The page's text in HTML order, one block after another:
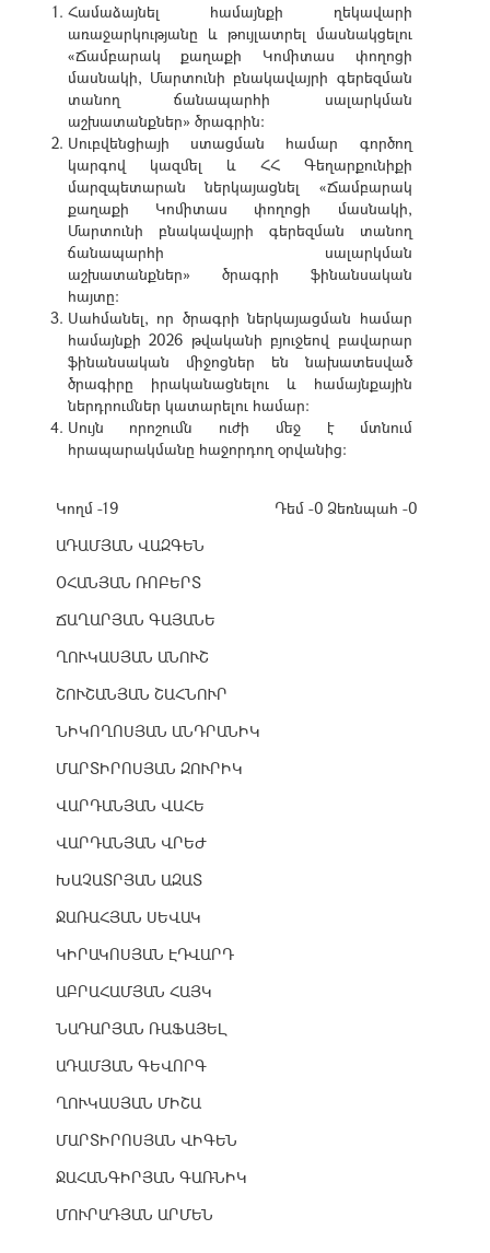
Համաձայնել համայնքի ղեկավարի
առաջարկությանը և թույլատրել մասնակցելու
«Ճամբարակ քաղաքի Կոմիտաս փողոցի
մասնակի, Մարտունի բնակավայրի գերեզման
տանող ճանապարհի սալարկման
աշխատանքներ» ծրագրին:
Սուբվենցիայի ստացման համար գործող
կարգով կազմել և ՀՀ Գեղարքունիքի
մարզպետարան ներկայացնել «Ճամբարակ
քաղաքի Կոմիտաս փողոցի մասնակի,
Մարտունի բնակավայրի գերեզման տանող
ճանապարհի սալարկման
աշխատանքներ» ծրագրի ֆինանսական
հայտը:
Սահմանել, որ ծրագրի ներկայացման համար
համայնքի 2026 թվականի բյուջեով բավարար
ֆինանսական միջոցներ են նախատեսված
ծրագիրը իրականացնելու և համայնքային
ներդրումներ կատարելու համար:
Սույն որոշումն ուժի մեջ է մտնում
հրապարակմանը հաջորդող օրվանից:
Կողմ -19
ԱԴԱՄՅԱՆ ՎԱԶԳԵՆ
ՕՀԱՆՅԱՆ ՌՈԲԵՐՏ
ՃԱՂԱՐՅԱՆ ԳԱՅԱՆԵ
ՂՈՒԿԱՍՅԱՆ ԱՆՈՒՇ
ՇՈՒՇԱՆՅԱՆ ՇԱՀՆՈՒՐ
ՆԻԿՈՂՈՍՅԱՆ ԱՆԴՐԱՆԻԿ
ՄԱՐՏԻՐՈՍՅԱՆ ԶՈՒՐԻԿ
ՎԱՐԴԱՆՅԱՆ ՎԱՀԵ
ՎԱՐԴԱՆՅԱՆ ՎՐԵԺ
ԽԱՉԱՏՐՅԱՆ ԱԶԱՏ
ՋԱՌԱՀՅԱՆ ՍԵՎԱԿ
ԿԻՐԱԿՈՍՅԱՆ ԷԴՎԱՐԴ
ԱԲՐԱՀԱՄՅԱՆ ՀԱՅԿ
ՆԱԴԱՐՅԱՆ ՌԱՖԱՅԵԼ
ԱԴԱՄՅԱՆ ԳԵՎՈՐԳ
ՂՈՒԿԱՍՅԱՆ ՄԻՇԱ
ՄԱՐՏԻՐՈՍՅԱՆ ՎԻԳԵՆ
ՋԱՀԱՆԳԻՐՅԱՆ ԳԱՌՆԻԿ
ՄՈՒՐԱԴՅԱՆ ԱՐՄԵՆ
Դեմ -0 Ձեռնպահ -0